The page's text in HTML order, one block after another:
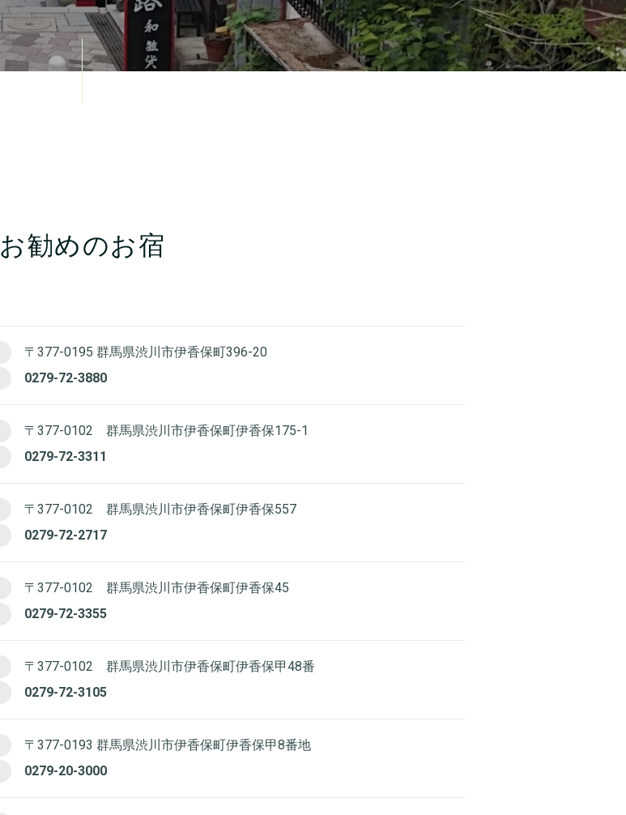
お勧めのお宿
〒377-0195 群馬県渋川市伊香保町396-20
0279-72-3880
〒377-0102 群馬県渋川市伊香保町伊香保175-1
0279-72-3311
〒377-0102 群馬県渋川市伊香保町伊香保557
0279-72-2717
〒377-0102 群馬県渋川市伊香保町伊香保45
0279-72-3355
〒377-0102 群馬県渋川市伊香保町伊香保甲48番
0279-72-3105
〒377-0193 群馬県渋川市伊香保町伊香保甲8番地
0279-20-3000